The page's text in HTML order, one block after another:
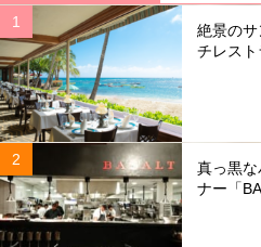
絶景の
チレスト
真っ黒な
ナー「